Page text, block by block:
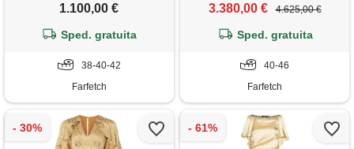
1.100,00 €
Sped. gratuita
38-40-42
Farfetch
3.380,00 € 4.625,00 €
Sped. gratuita
40-46
Farfetch